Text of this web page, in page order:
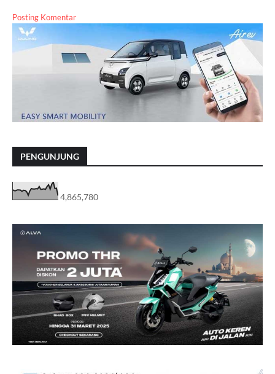
Posting Komentar
PENGUNJUNG
4,865,780